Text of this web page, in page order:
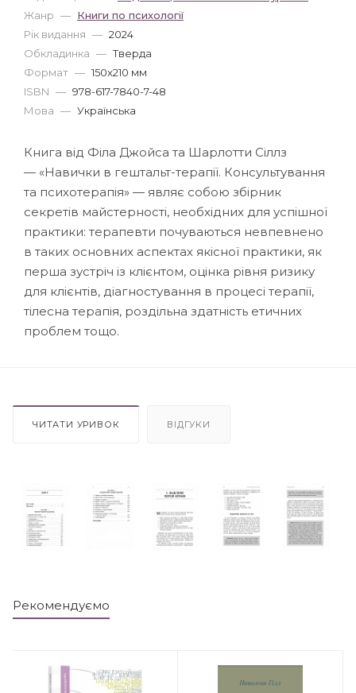
Жанр — Книги по психології
Рік видання — 2024
Обкладинка — Тверда
Формат — 150x210 мм
ISBN — 978-617-7840-7-48
Мова — Українська
Книга від Філа Джойса та Шарлотти Сіллз
— «Навички в гештальт-терапії. Консультування
та психотерапія» — являє собою збірник
секретів майстерності, необхідних для успішної
практики: терапевти почуваються невпевнено
в таких основних аспектах якісної практики, як
перша зустріч із клієнтом, оцінка рівня ризику
для клієнтів, діагностування в процесі терапії,
тілесна терапія, роздільна здатність етичних
проблем тощо.
ЧИТАТИ УРИВОК ВІДГУКИ
Рекомендуємо